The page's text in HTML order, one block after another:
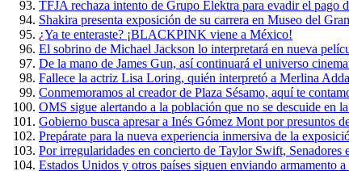
TFJA rechaza intento de Grupo Elektra para evadir el pago
Shakira presenta exposición de su carrera en Museo del
¿Ya te enteraste? ¡BLACKPINK viene a México!
El sobrino de Michael Jackson lo interpretará en nueva
De la mano de James Gun, así continuará el universo
Fallece la actriz Lisa Loring, quién interpretó a Merlina
Conmemoramos al creador de Plaza Sésamo, aquí te
OMS sigue alertando a la población que no se descuide en
Gobierno busca apresar a Inés Gómez Mont por presuntos
Prepárate para la nueva experiencia inmersiva de la
Por irregularidades en concierto de Taylor Swift,
Estados Unidos y otros países siguen enviando armamento